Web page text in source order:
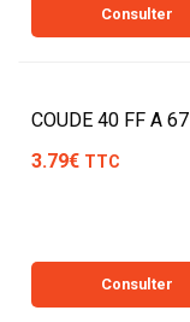
Consulter
COUDE 40 FF A 67
3.79€ TTC
Consulter